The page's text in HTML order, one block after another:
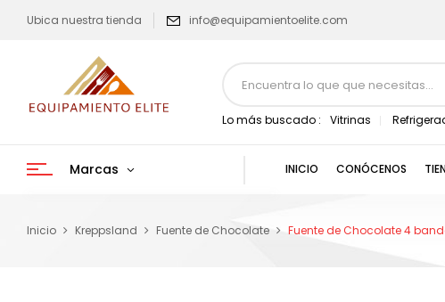
Ubica nuestra tienda info@equipamientoelite.com
Lo más buscado : Vitrinas
Marcas INICIO CONÓCENOS
Inicio Kreppsland Fuente de Chocolate Fuente de Chocolate 4